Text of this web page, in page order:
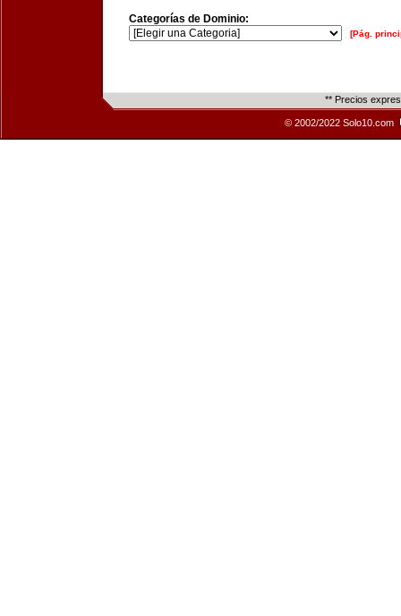
Categorías de Dominio:
[Pág.
** Precios
© 2002/2022 Solo10.com